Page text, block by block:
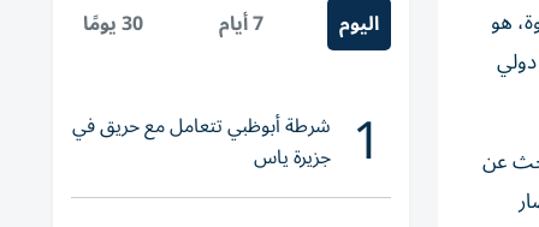
هو
عن
اليوم 7 أيام 30 يومًا
1 شرطة أبوظبي تتعامل مع حريق في
جزيرة ياس